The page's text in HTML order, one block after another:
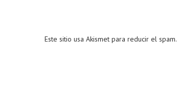
Este sitio usa Akismet para reducir el spam.